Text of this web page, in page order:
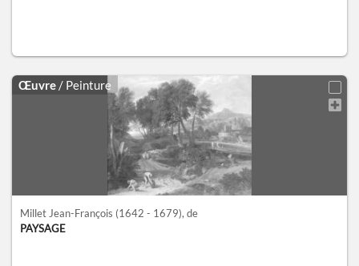
Œuvre / Peinture
Millet Jean-François (1642 - 1679), de
PAYSAGE